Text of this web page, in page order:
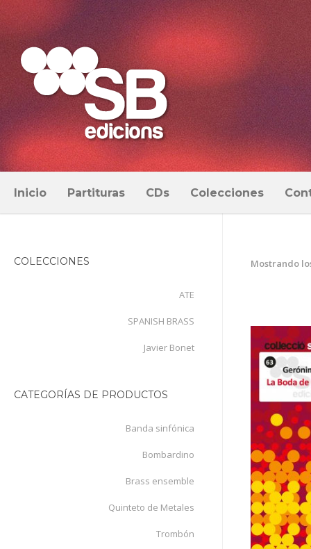
Inicio Partituras CDs Colecciones
Mostrando
COLECCIONES
ATE
SPANISH BRASS
Javier Bonet
CATEGORÍAS DE PRODUCTOS
Banda sinfónica
Bombardino
Brass ensemble
Quinteto de Metales
Trombón